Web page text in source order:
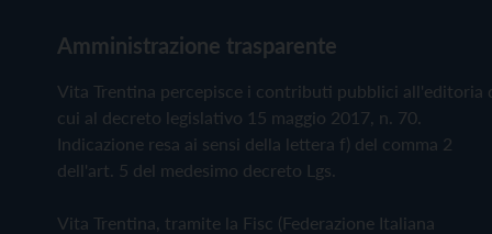
Amministrazione trasparente
Vita Trentina percepisce i contributi pubblici all'editoria
cui al decreto legislativo 15 maggio 2017, n. 70.
Indicazione resa ai sensi della lettera f) del comma 2
dell'art. 5 del medesimo decreto Lgs.
Vita Trentina, tramite la Fisc (Federazione Italiana